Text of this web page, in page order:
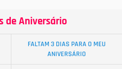
de Aniversário
FALTAM 3 DIAS PARA O MEU
ANIVERSÁRIO